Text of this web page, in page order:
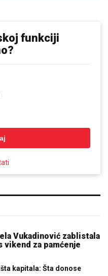
funkciji
Vukadinović zablistala
vikend za pamćenje
kapitala: Šta donose